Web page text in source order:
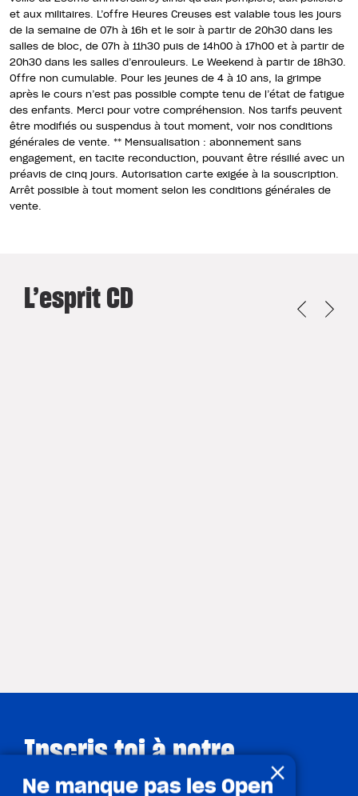
et aux militaires. L’offre Heures Creuses est valable tous les jours
de la semaine de 07h à 16h et le soir à partir de 20h30 dans les
salles de bloc, de 07h à 11h30 puis de 14h00 à 17h00 et à partir de
20h30 dans les salles d’enrouleurs. Le Weekend à partir de 18h30.
Offre non cumulable. Pour les jeunes de 4 à 10 ans, la grimpe
après le cours n’est pas possible compte tenu de l’état de fatigue
des enfants. Merci pour votre compréhension. Nos tarifs peuvent
être modifiés ou suspendus à tout moment, voir nos conditions
générales de vente. ** Mensualisation : abonnement sans
engagement, en tacite reconduction, pouvant être résilié avec un
préavis de cinq jours. Autorisation carte exigée à la souscription.
Arrêt possible à tout moment selon les conditions générales de
vente.